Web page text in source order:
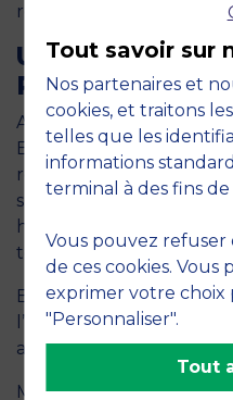
renouvelables.
UNE
PÉDAGOGIQUE
Au-delà des visites et
Expedition a permis aux
recul, de confronter
s’inspirer de parcours
hommes profondément
territoire.
Elle a également
l’innovation ne se limite
aussi sociale, humaine
MBS remercie
Tout savoir sur
Nos partenaires et
cookies, et traitons
telles que les
informations
terminal à des fins
Vous pouvez refuser
de ces cookies.
exprimer votre choix
"Personnaliser".
Tout